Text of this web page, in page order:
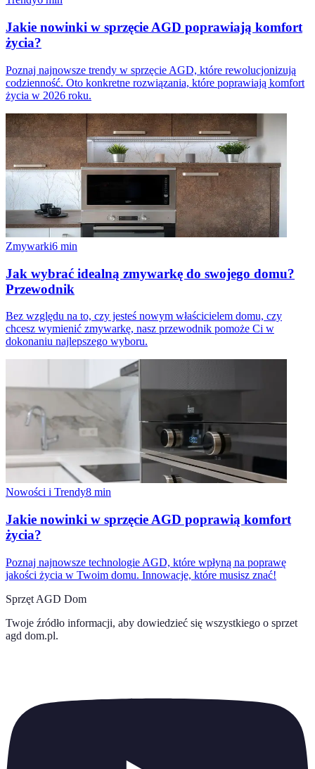
Jakie nowinki w sprzęcie AGD poprawiają komfort
życia?
Poznaj najnowsze trendy w sprzęcie AGD, które rewolucjonizują
codzienność. Oto konkretne rozwiązania, które poprawiają komfort
życia w 2026 roku.
Zmywarki6 min
Jak wybrać idealną zmywarkę do swojego domu?
Przewodnik
Bez względu na to, czy jesteś nowym właścicielem domu, czy
chcesz wymienić zmywarkę, nasz przewodnik pomoże Ci w
dokonaniu najlepszego wyboru.
Nowości i Trendy8 min
Jakie nowinki w sprzęcie AGD poprawią komfort
życia?
Poznaj najnowsze technologie AGD, które wpłyną na poprawę
jakości życia w Twoim domu. Innowacje, które musisz znać!
Sprzęt AGD Dom
Twoje źródło informacji, aby dowiedzieć się wszystkiego o sprzet
agd dom.pl.